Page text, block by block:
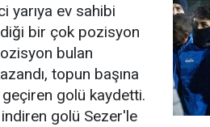
yarıya ev sahibi
bir çok pozisyon
bulan
topun başına
geçiren golü kaydetti.
golü Sezer'le